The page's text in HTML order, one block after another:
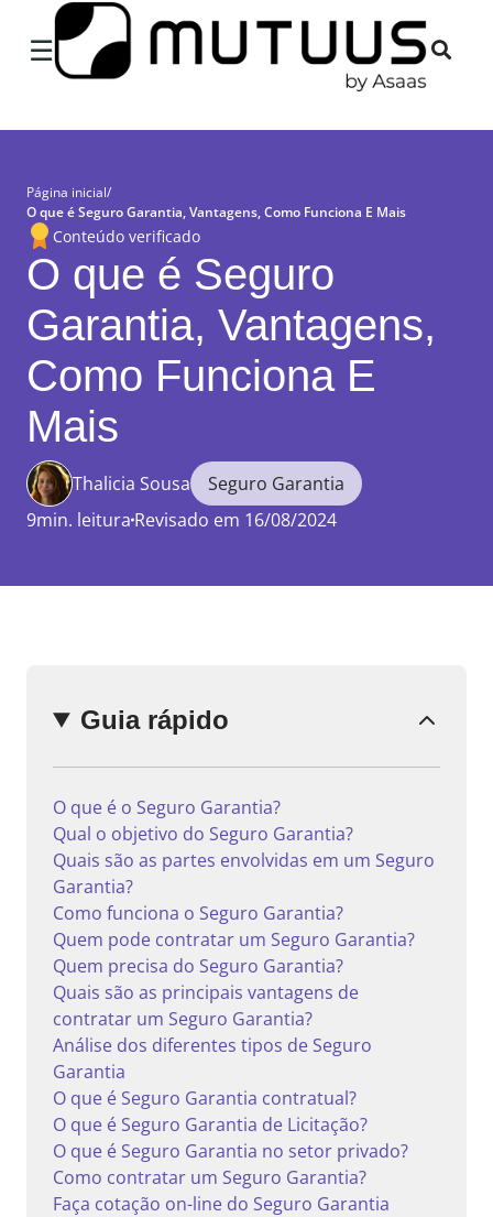
☰
Página inicial/
O que é Seguro Garantia, Vantagens, Como Funciona E Mais
Conteúdo verificado
O que é Seguro
Garantia, Vantagens,
Como Funciona E
Mais
Thalicia Sousa
Seguro Garantia
9min. leitura Revisado em 16/08/2024
Guia rápido
O que é o Seguro Garantia?
Qual o objetivo do Seguro Garantia?
Quais são as partes envolvidas em um Seguro
Garantia?
Como funciona o Seguro Garantia?
Quem pode contratar um Seguro Garantia?
Quem precisa do Seguro Garantia?
Quais são as principais vantagens de
contratar um Seguro Garantia?
Análise dos diferentes tipos de Seguro
Garantia
O que é Seguro Garantia contratual?
O que é Seguro Garantia de Licitação?
O que é Seguro Garantia no setor privado?
Como contratar um Seguro Garantia?
Faça cotação on-line do Seguro Garantia